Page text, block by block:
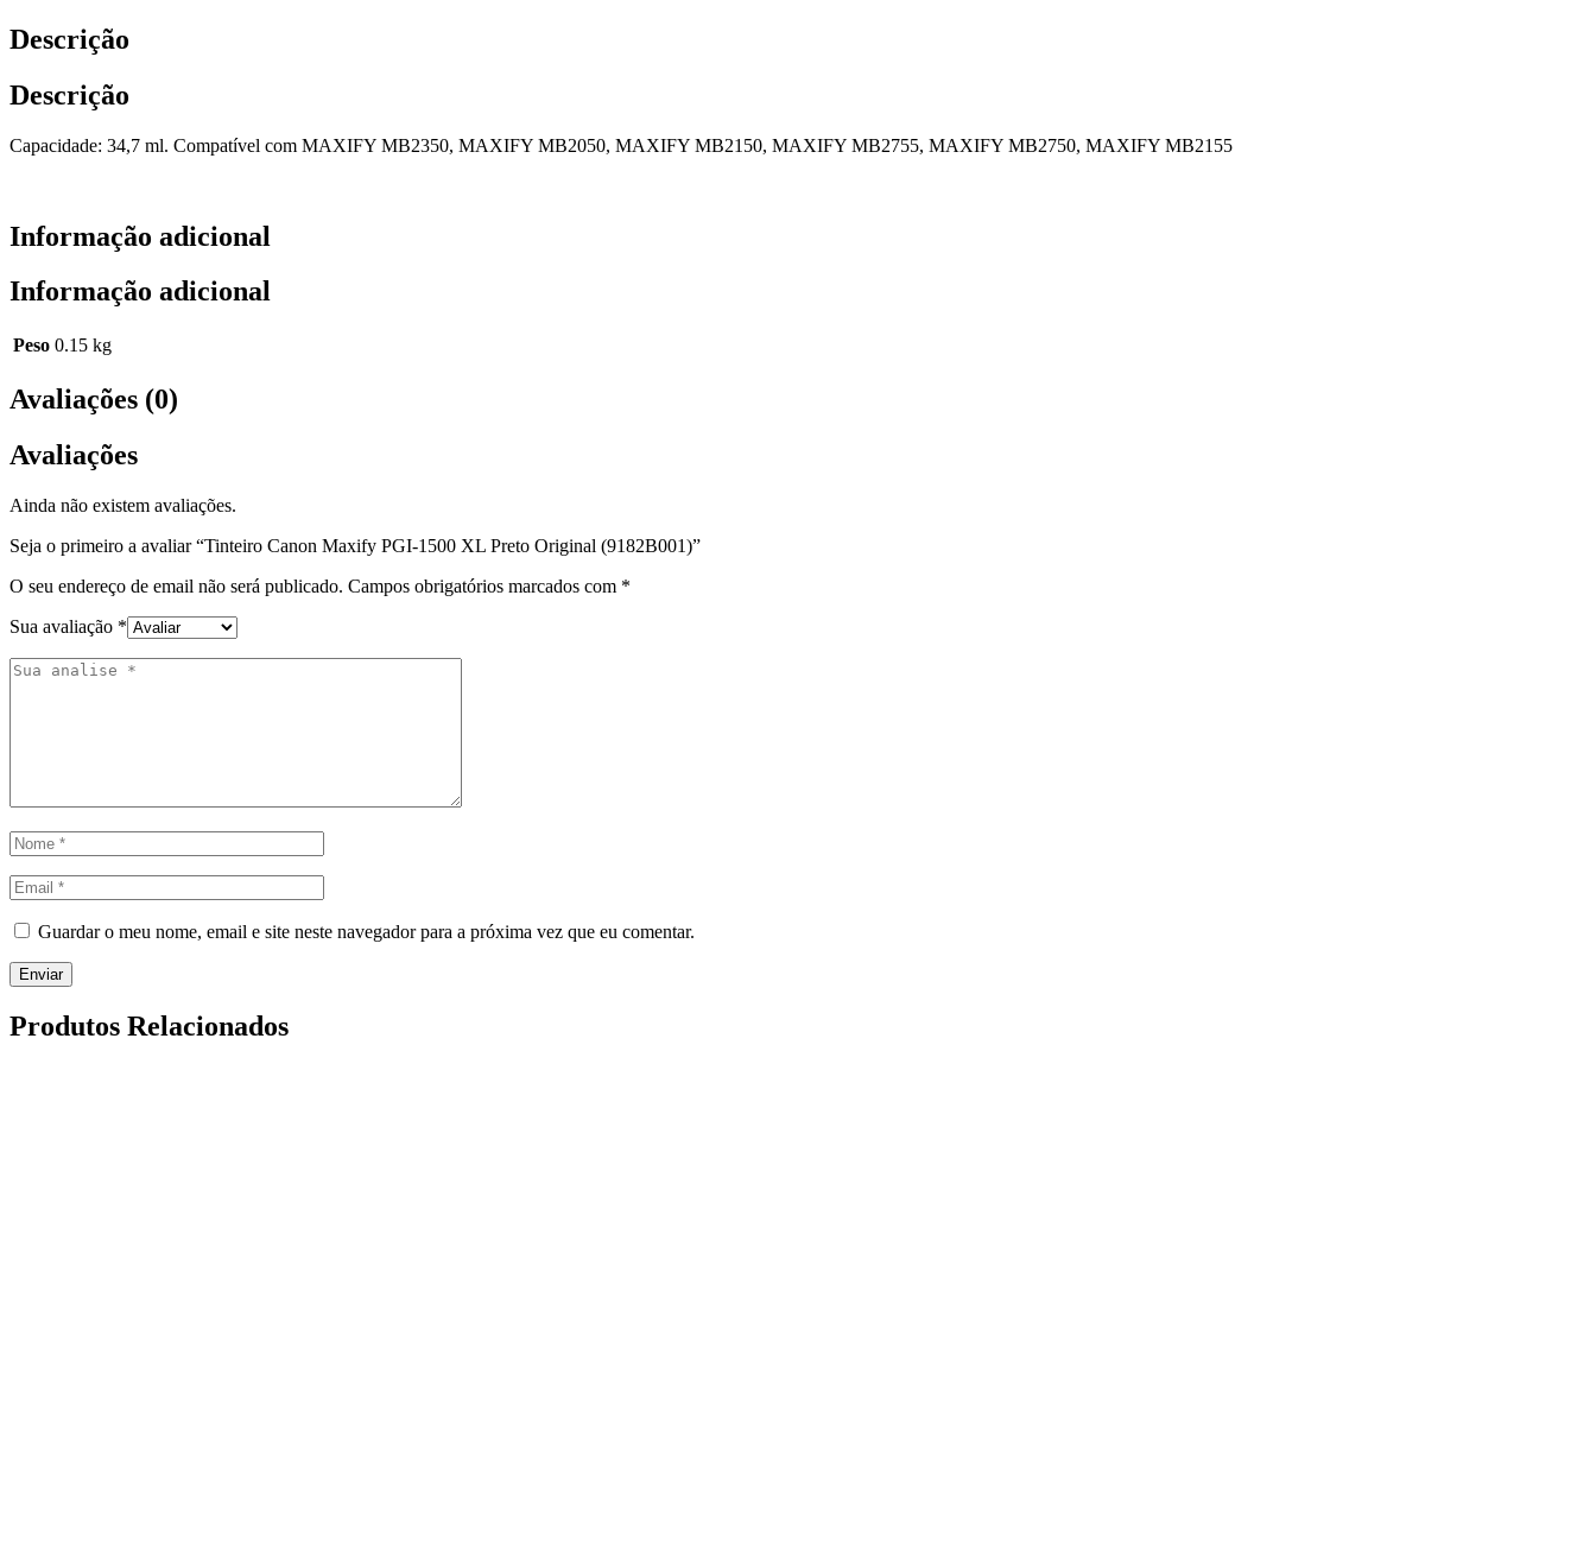
Descrição
Descrição
Capacidade: 34,7 ml. Compatível com MAXIFY MB2350, MAXIFY MB2050, MAXIFY MB2150, MAXIFY MB2755, MAXIFY MB2750, MAXIFY MB2155
Informação adicional
Informação adicional
Peso 0.15 kg
Avaliações (0)
Avaliações
Ainda não existem avaliações.
Seja o primeiro a avaliar “Tinteiro Canon Maxify PGI-1500 XL Preto Original (9182B001)”
O seu endereço de email não será publicado. Campos obrigatórios marcados com *
Sua avaliação *
Guardar o meu nome, email e site neste navegador para a próxima vez que eu comentar.
Produtos Relacionados